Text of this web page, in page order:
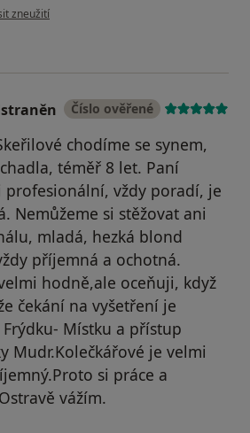
uživatele Váš účet byl odstraněn
zneužití
Číslo ověřené
chodíme se synem,
téměř 8 let. Paní
vždy poradí, je
Nemůžeme si stěžovat ani
mladá, hezká blond
příjemná a ochotná.
hodně,ale oceňuji, když
čekání na vyšetření je
Místku a přístup
Mudr.Kolečkářové je velmi
si práce a
vážím.